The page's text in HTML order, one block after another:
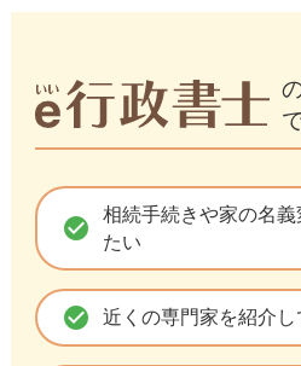
check_circle 相続手続きや家の名
たい
check_circle 近くの専門家を紹介